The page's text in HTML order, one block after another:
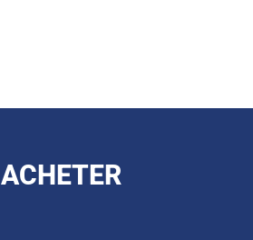
ACHETER